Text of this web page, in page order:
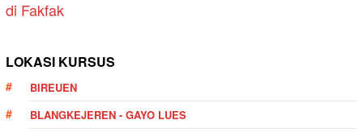
di Fakfak
LOKASI KURSUS
BIREUEN
BLANGKEJEREN - GAYO LUES